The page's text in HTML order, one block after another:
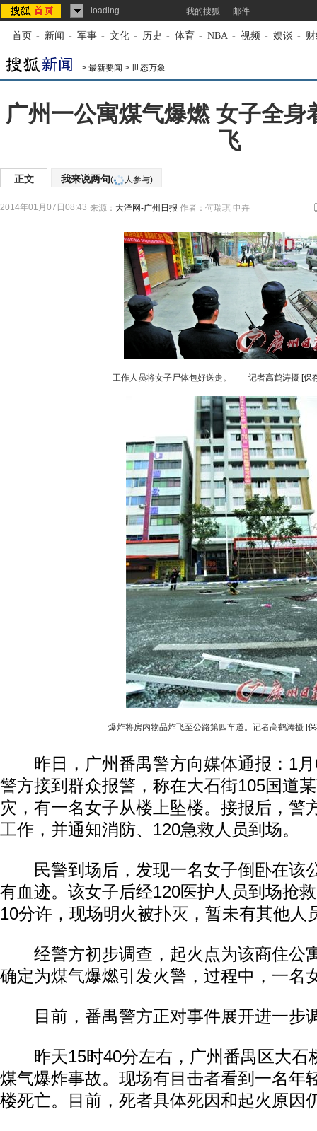
loading... 我的搜狐 邮件
首页 - 新闻 - 军事 - 文化 - 历史 - 体育 - NBA - 视频 - 娱谈 -
> 最新要闻 > 世态万象
广州一公寓煤气爆燃 女子全身
飞
正文 我来说两句( 人参与)
2014年01月07日08:43 来源： 大洋网-广州日报 作者：何瑞琪 申卉
工作人员将女子尸体包好送走。 记者高鹤涛摄 [保
爆炸将房内物品炸飞至公路第四车道。记者高鹤涛摄 [
昨日，广州番禺警方向媒体通报：1月
警方接到群众报警，称在大石街105国道
灾，有一名女子从楼上坠楼。接报后，警
工作，并通知消防、120急救人员到场。
民警到场后，发现一名女子倒卧在该
有血迹。该女子后经120医护人员到场抢
10分许，现场明火被扑灭，暂未有其他人
经警方初步调查，起火点为该商住公
确定为煤气爆燃引发火警，过程中，一名
目前，番禺警方正对事件展开进一步
昨天15时40分左右，广州番禺区大石
煤气爆炸事故。现场有目击者看到一名年
楼死亡。目前，死者具体死因和起火原因